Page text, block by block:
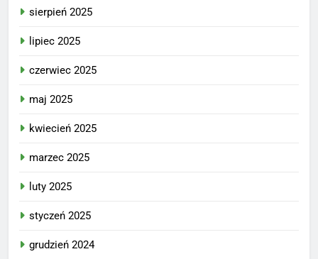
sierpień 2025
lipiec 2025
czerwiec 2025
maj 2025
kwiecień 2025
marzec 2025
luty 2025
styczeń 2025
grudzień 2024